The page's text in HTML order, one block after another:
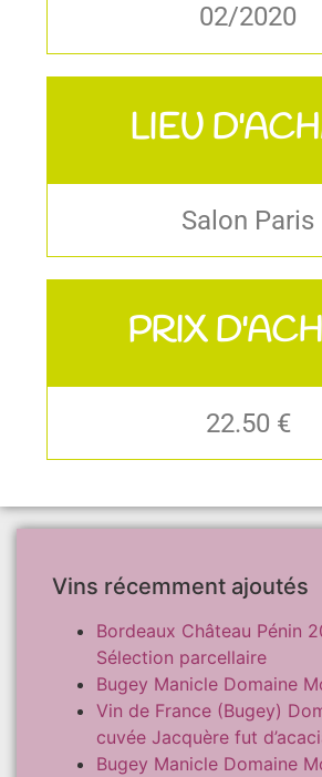
02/2020
LIEU
Salon Paris
PRIX
22.50 €
Vins récemment ajoutés
Bordeaux Château Pénin
Sélection parcellaire
Bugey Manicle Domaine
Vin de France (Bugey)
cuvée Jacquère fut
Bugey Manicle Domaine